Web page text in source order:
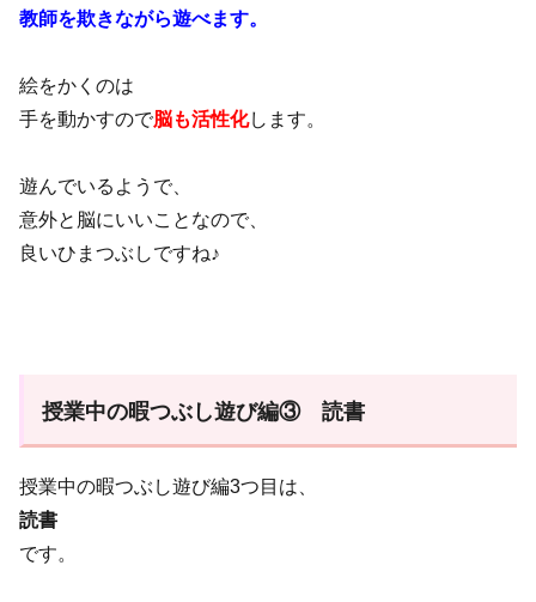
教師を欺きながら遊べます。
絵をかくのは
手を動かすので脳も活性化します。
遊んでいるようで、
意外と脳にいいことなので、
良いひまつぶしですね♪
授業中の暇つぶし遊び編③ 読書
授業中の暇つぶし遊び編3つ目は、
読書
です。